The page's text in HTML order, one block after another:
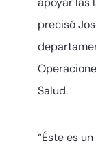
precisó
Salud.
“Éste es